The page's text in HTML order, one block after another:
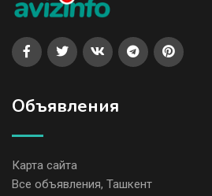
Объявления
Карта сайта
Все объявления, Ташкент